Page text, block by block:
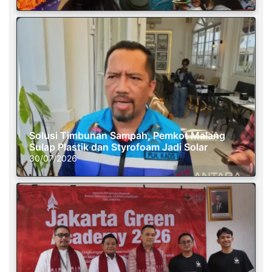
Solusi Timbunan Sampah, Pemkot Malang
Sulap Plastik dan Styrofoam Jadi Solar
30/07/2026